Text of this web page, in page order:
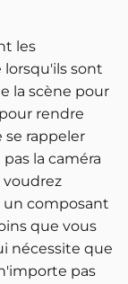
les
sont
la scène pour
rendre
se rappeler
la caméra
voudrez
composant
que vous
nécessite que
pas